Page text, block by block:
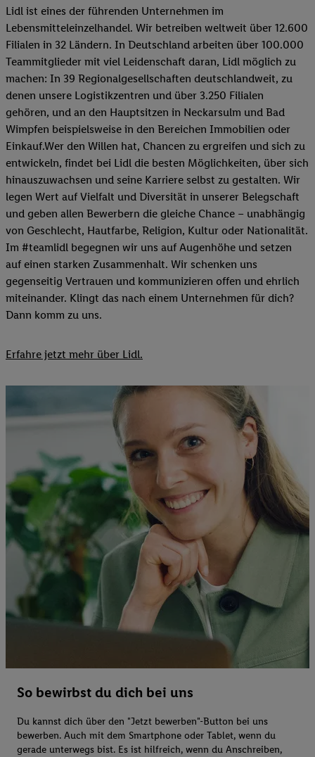
Lidl ist eines der führenden Unternehmen im
Lebensmitteleinzelhandel. Wir betreiben weltweit über 12.600
Filialen in 32 Ländern. In Deutschland arbeiten über 100.000
Teammitglieder mit viel Leidenschaft daran, Lidl möglich zu
machen: In 39 Regionalgesellschaften deutschlandweit, zu
denen unsere Logistikzentren und über 3.250 Filialen
gehören, und an den Hauptsitzen in Neckarsulm und Bad
Wimpfen beispielsweise in den Bereichen Immobilien oder
Einkauf.Wer den Willen hat, Chancen zu ergreifen und sich zu
entwickeln, findet bei Lidl die besten Möglichkeiten, über sich
hinauszuwachsen und seine Karriere selbst zu gestalten. Wir
legen Wert auf Vielfalt und Diversität in unserer Belegschaft
und geben allen Bewerbern die gleiche Chance – unabhängig
von Geschlecht, Hautfarbe, Religion, Kultur oder Nationalität.
Im #teamlidl begegnen wir uns auf Augenhöhe und setzen
auf einen starken Zusammenhalt. Wir schenken uns
gegenseitig Vertrauen und kommunizieren offen und ehrlich
miteinander. Klingt das nach einem Unternehmen für dich?
Dann komm zu uns.​
Erfahre jetzt mehr über Lidl.
So bewirbst du dich bei uns
Du kannst dich über den "Jetzt bewerben"-Button bei uns
bewerben. Auch mit dem Smartphone oder Tablet, wenn du
gerade unterwegs bist. Es ist hilfreich, wenn du Anschreiben,